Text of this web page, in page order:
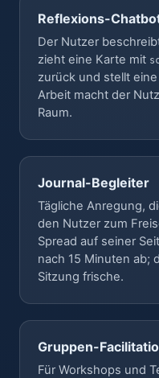
Reflexions-
Der Nutzer
zieht eine Karte mit
zurück und stellt
Arbeit macht der
Raum.
Journal-Begleiter
Tägliche Anregung,
den Nutzer zum
Spread auf seiner
nach 15 Minuten ab;
Sitzung frische.
Gruppen-
Für Workshops und